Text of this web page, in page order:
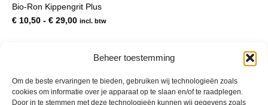
Beheer toestemming
Om de beste ervaringen te bieden, gebruiken wij technologieën zoals
cookies om informatie over je apparaat op te slaan en/of te raadplegen.
Door in te stemmen met deze technologieën kunnen wij gegevens zoals
gekozen
op
de
Bio-Ron Kippengrit Plus
€ 10,50 - € 29,00Prijsklasse:
€ 29,00
incl. btw